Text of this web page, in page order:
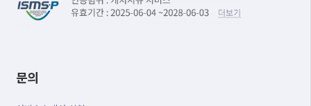
문의